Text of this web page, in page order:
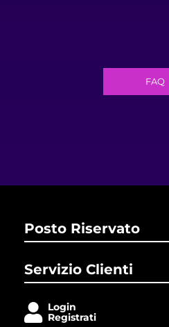
FAQ
Posto Riservato
Servizio Clienti
Login
Registrati